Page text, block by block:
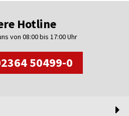
Hotline
von 08:00 bis 17:00 Uhr
50499-0